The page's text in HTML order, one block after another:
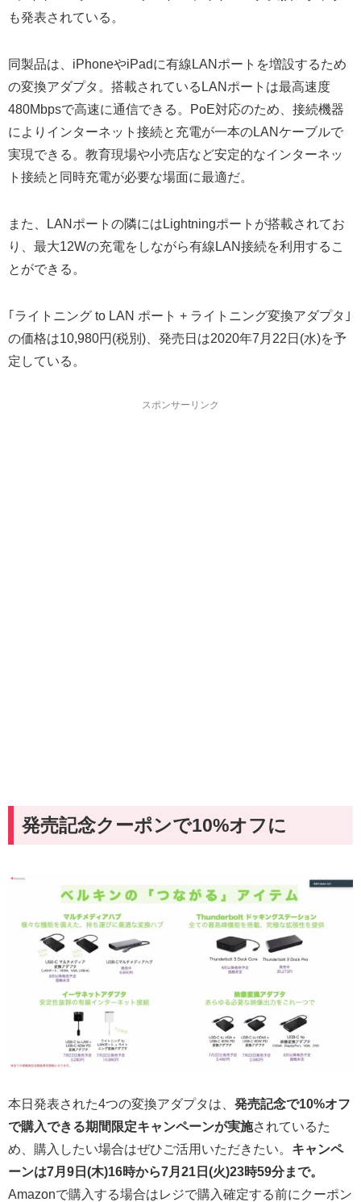
も発表されている。
同製品は、iPhoneやiPadに有線LANポートを増設するため
の変換アダプタ。搭載されているLANポートは最高速度
480Mbpsで高速に通信できる。PoE対応のため、接続機器
によりインターネット接続と充電が一本のLANケーブルで
実現できる。教育現場や小売店など安定的なインターネッ
ト接続と同時充電が必要な場面に最適だ。
また、LANポートの隣にはLightningポートが搭載されてお
り、最大12Wの充電をしながら有線LAN接続を利用するこ
とができる。
｢ライトニング to LAN ポート + ライトニング変換アダプタ｣
の価格は10,980円(税別)、発売日は2020年7月22日(水)を予
定している。
スポンサーリンク
発売記念クーポンで10%オフに
本日発表された4つの変換アダプタは、 発売記念で10%オフ
で購入できる期間限定キャンペーンが実施されているた
め、購入したい場合はぜひご活用いただきたい。 キャンペ
ーンは7月9日(木)16時から7月21日(火)23時59分まで。
Amazonで購入する場合はレジで購入確定する前にクーポン